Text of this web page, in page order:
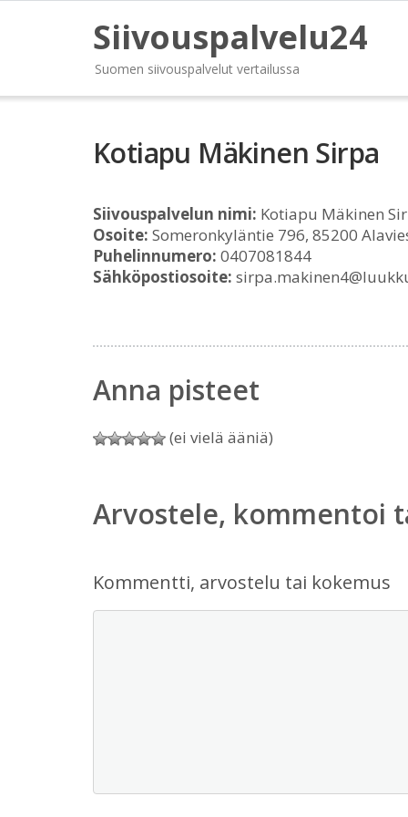
Siivouspalvelu24
Suomen siivouspalvelut vertailussa
Kotiapu Mäkinen Sirpa
Siivouspalvelun nimi: Kotiapu Mäkinen
Osoite: Someronkyläntie 796, 85200
Puhelinnumero: 0407081844
Sähköpostiosoite:
Anna pisteet
(ei vielä ääniä)
Arvostele, kommentoi
Kommentti, arvostelu tai kokemus